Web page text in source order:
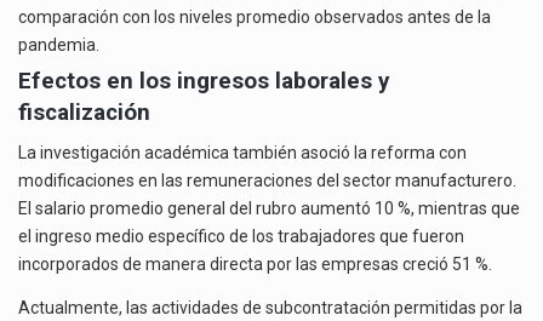
comparación con los niveles promedio observados antes de la
pandemia.
Efectos en los ingresos laborales y
fiscalización
La investigación académica también asoció la reforma con
modificaciones en las remuneraciones del sector manufacturero.
El salario promedio general del rubro aumentó 10 %, mientras que
el ingreso medio específico de los trabajadores que fueron
incorporados de manera directa por las empresas creció 51 %.
Actualmente, las actividades de subcontratación permitidas por la